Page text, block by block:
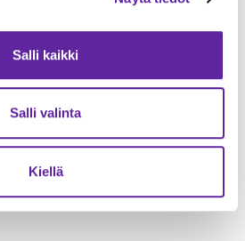
Salli kaikki
Salli valinta
Kiellä
Kuvassa Keravan
toimitusjohtaja Jussi
Lehto sekä
Lehtinen.